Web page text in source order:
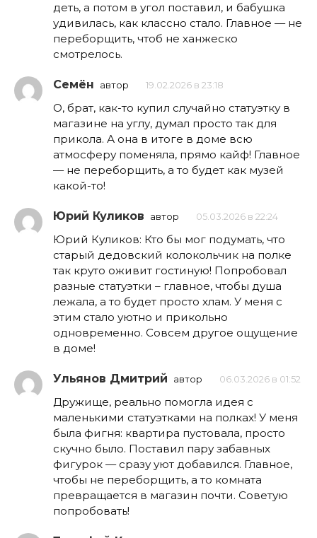
деть, а потом в угол поставил, и бабушка
удивилась, как классно стало. Главное — не
переборщить, чтоб не ханжеско
смотрелось.
Семён автор 19.02.2026 в 23:18
О, брат, как-то купил случайно статуэтку в
магазине на углу, думал просто так для
прикола. А она в итоге в доме всю
атмосферу поменяла, прямо кайф! Главное
— не переборщить, а то будет как музей
какой-то!
Юрий Куликов автор 05.03.2026 в 22:24
Юрий Куликов: Кто бы мог подумать, что
старый дедовский колокольчик на полке
так круто оживит гостиную! Попробовал
разные статуэтки – главное, чтобы душа
лежала, а то будет просто хлам. У меня с
этим стало уютно и прикольно
одновременно. Совсем другое ощущение
в доме!
Ульянов Дмитрий автор 06.03.2026 в 01:52
Дружище, реально помогла идея с
маленькими статуэтками на полках! У меня
была фигня: квартира пустовала, просто
скучно было. Поставил пару забавных
фигурок — сразу уют добавился. Главное,
чтобы не переборщить, а то комната
превращается в магазин почти. Советую
попробовать!